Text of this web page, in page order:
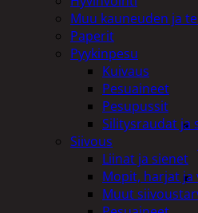
Muu kauneuden ja
Paperit
Pyykinpesu
Kuivaus
Pesuaineet
Pesupussit
Silitysraudat ja
Siivous
Liinat ja sienet
Mopit, harjat ja
Muut